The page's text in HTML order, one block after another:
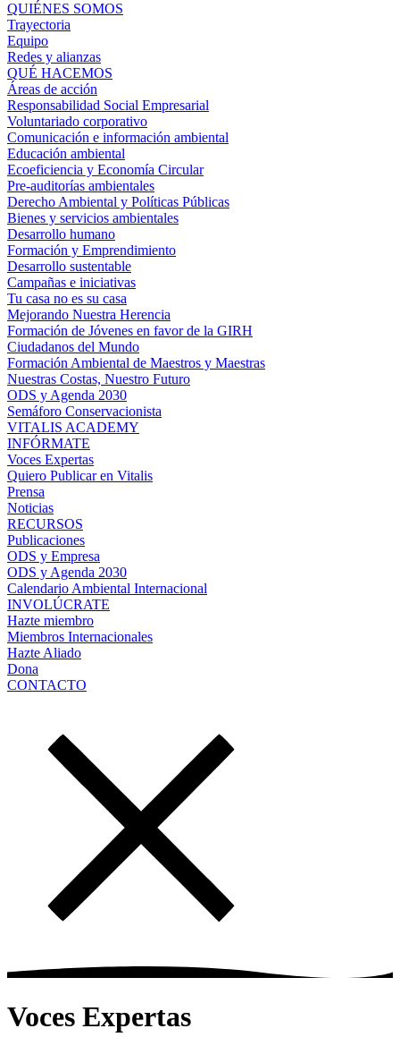
QUIÉNES SOMOS
Trayectoria
Equipo
Redes y alianzas
QUÉ HACEMOS
Áreas de acción
Responsabilidad Social Empresarial
Voluntariado corporativo
Comunicación e información ambiental
Educación ambiental
Ecoeficiencia y Economía Circular
Pre-auditorías ambientales
Derecho Ambiental y Políticas Públicas
Bienes y servicios ambientales
Desarrollo humano
Formación y Emprendimiento
Desarrollo sustentable
Campañas e iniciativas
Tu casa no es su casa
Mejorando Nuestra Herencia
Formación de Jóvenes en favor de la GIRH
Ciudadanos del Mundo
Formación Ambiental de Maestros y Maestras
Nuestras Costas, Nuestro Futuro
ODS y Agenda 2030
Semáforo Conservacionista
VITALIS ACADEMY
INFÓRMATE
Voces Expertas
Quiero Publicar en Vitalis
Prensa
Noticias
RECURSOS
Publicaciones
ODS y Empresa
ODS y Agenda 2030
Calendario Ambiental Internacional
INVOLÚCRATE
Hazte miembro
Miembros Internacionales
Hazte Aliado
Dona
CONTACTO
Voces Expertas